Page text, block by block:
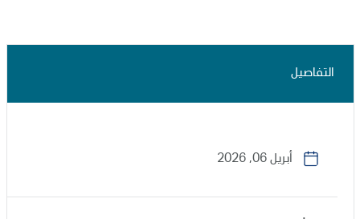
التفاصيل
أبريل 06, 2026